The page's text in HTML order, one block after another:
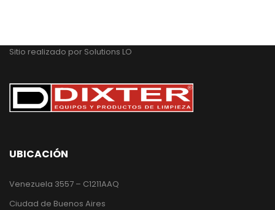
Sitio realizado por Solutions LO
UBICACIÓN
Venezuela 3557 – C1211AAQ
Ciudad de Buenos Aires